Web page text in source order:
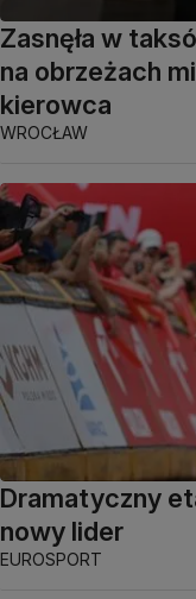
Zasnęła w
na obrzeżach
kierowca
WROCŁAW
Dramatyczny
nowy lider
EUROSPORT